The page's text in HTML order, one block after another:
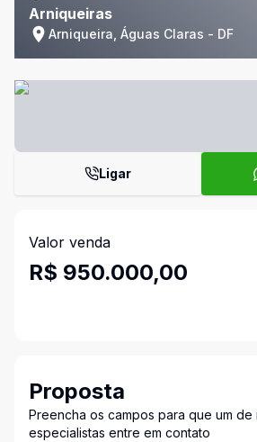
Arniqueiras
Arniqueira, Águas Claras - DF
Ligar
Valor venda
R$ 950.000,00
Proposta
Preencha os campos para que um de
especialistas entre em contato